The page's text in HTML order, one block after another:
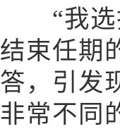
“我选择
结束任期
答，引发
非常不同